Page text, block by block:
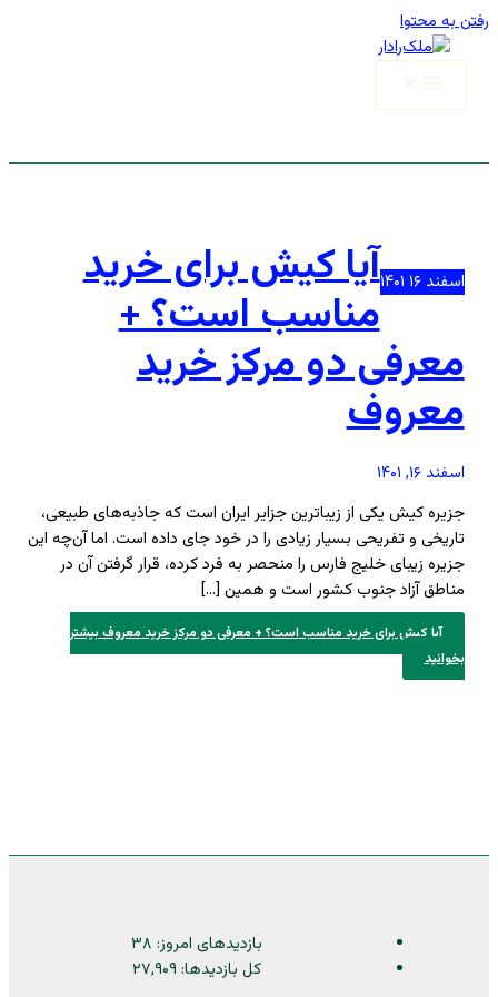
رفتن به محتوا
اسفند۱۶۱۴۰۱آیا کیش برای خرید
مناسب است؟ +
معرفی دو مرکز خرید
معروف
اسفند ۱۶, ۱۴۰۱
جزیره کیش یکی از زیباترین جزایر ایران است که جاذبه‌های طبیعی،
تاریخی و تفریحی بسیار زیادی را در خود جای داده است. اما آن‌چه این
جزیره زیبای خلیج فارس را منحصر به فرد کرده، قرار گرفتن آن در
مناطق آزاد جنوب کشور است و همین […]
آیا کیش برای خرید مناسب است؟ + معرفی دو مرکز خرید معروفبیشتر
بخوانید
بازدیدهای امروز:۳۸
کل بازدیدها:۲۷,۹۰۹